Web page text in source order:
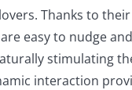
Thanks to
easy to nudge
stimulating
interaction